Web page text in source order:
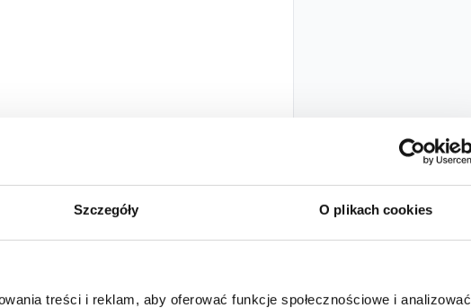
Szczegóły O plikach cookies
treści i reklam, aby oferować funkcje społecznościowe i analizować
Polak, Daft Punk, Chris Brown,
Shaggy, Wilki, Dr. Dre, Gosia
Snoop Dogg, Just 5, Feel,
Elliott, Craiga Davida…